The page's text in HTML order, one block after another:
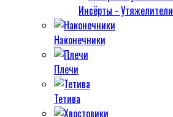
Инсёрты - Утяжелители
Наконечники
Плечи
Тетива